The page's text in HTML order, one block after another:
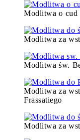
Modlitwa o cud
Modlitwa za
Modlitwa św.
Modlitwa za
Frassatiego
Modlitwa za